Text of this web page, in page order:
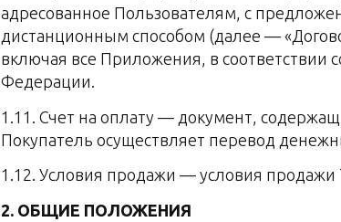
адресованное Пользователям, с
дистанционным способом (далее —
включая все Приложения, в соответствии
Федерации.
1.11. Счет на оплату — документ,
Покупатель осуществляет перевод
1.12. Условия продажи — условия
2. ОБЩИЕ ПОЛОЖЕНИЯ